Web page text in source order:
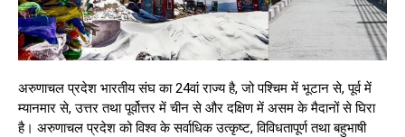
अरुणाचल प्रदेश भारतीय संघ का 24वां राज्य है, जो पश्चिम में भूटान से, पूर्व में
म्यानमार से, उत्तर तथा पूर्वोत्तर में चीन से और दक्षिण में असम के मैदानों से घिरा
है। अरुणाचल प्रदेश को विश्व के सर्वाधिक उत्कृष्ट, विविधतापूर्ण तथा बहुभाषी